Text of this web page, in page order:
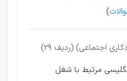
)
اجتماعی) (ردیف 29)
مرتبط با شغل